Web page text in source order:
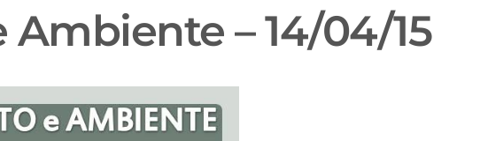
– 14/04/15